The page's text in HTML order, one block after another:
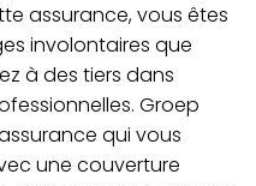
assurance, vous êtes
involontaires que
à des tiers dans
Groep
qui vous
une couverture